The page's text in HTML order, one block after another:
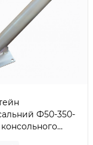
Ф50-350-